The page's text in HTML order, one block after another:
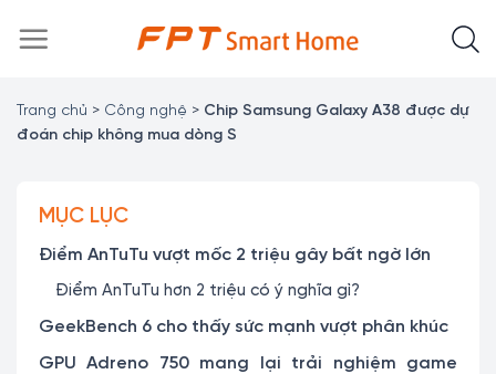
đến
Trang chủ > Công nghệ > Chip Samsung Galaxy A38 được dự
đoán chip không mua dòng S
MỤC LỤC
Điểm AnTuTu vượt mốc 2 triệu gây bất ngờ lớn
Điểm AnTuTu hơn 2 triệu có ý nghĩa gì?
GeekBench 6 cho thấy sức mạnh vượt phân khúc
GPU Adreno 750 mang lại trải nghiệm game